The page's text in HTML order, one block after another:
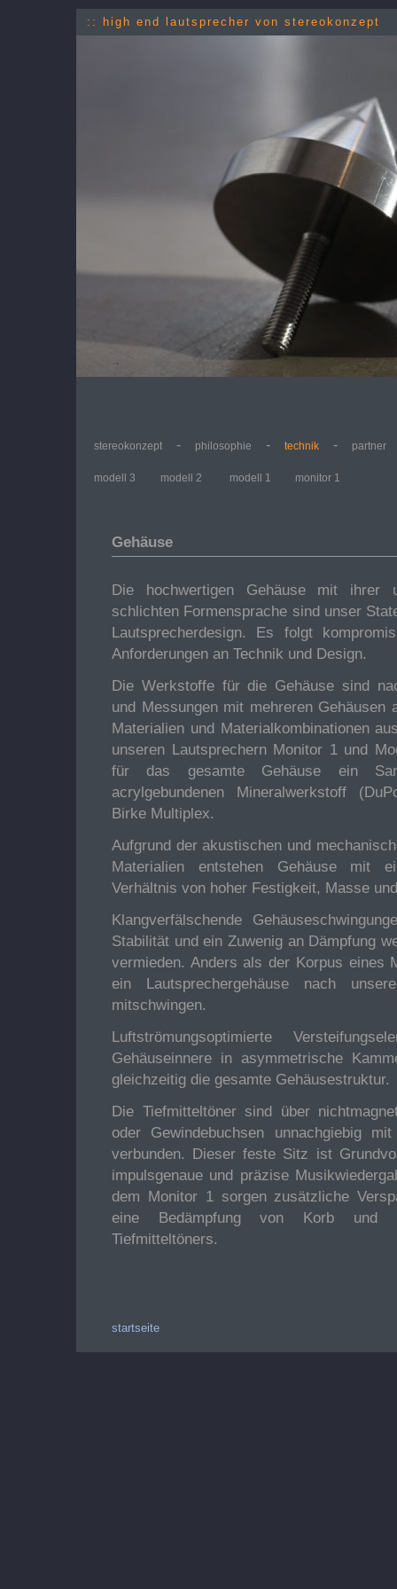
:: high end lautsprecher von stereokonzept
stereokonzept - philosophie - technik - partner
modell 3 modell 2 modell 1 monitor 1
Gehäuse
Die hochwertigen Gehäuse mit ihrer
schlichten Formensprache sind unser
Lautsprecherdesign. Es folgt
Anforderungen an Technik und Design.
Die Werkstoffe für die Gehäuse sind
und Messungen mit mehreren Gehäusen
Materialien und Materialkombinationen
unseren Lautsprechern Monitor 1 und
für das gesamte Gehäuse ein
acrylgebundenen Mineralwerkstoff
Birke Multiplex.
Aufgrund der akustischen und
Materialien entstehen Gehäuse mit
Verhältnis von hoher Festigkeit, Masse
Klangverfälschende
Stabilität und ein Zuwenig an Dämpfung
vermieden. Anders als der Korpus eines
ein Lautsprechergehäuse nach
mitschwingen.
Luftströmungsoptimierte
Gehäuseinnere in asymmetrische
gleichzeitig die gesamte Gehäusestruktur.
Die Tiefmitteltöner sind über
oder Gewindebuchsen unnachgiebig
verbunden. Dieser feste Sitz ist
impulsgenaue und präzise
dem Monitor 1 sorgen zusätzliche
eine Bedämpfung von Korb und
Tiefmitteltöners.
startseite